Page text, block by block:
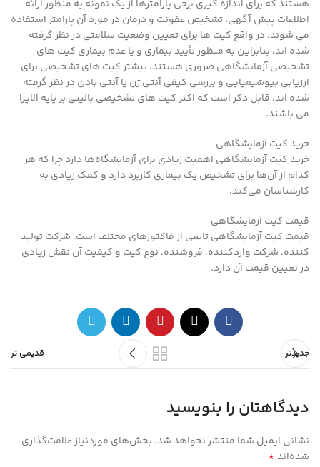
هستند که برای اندازه گیری برخی پارامترها از یک نمونه به منظور ارائه
اطلاعات پیش آگهی، تشخیص عفونت و درمان در مورد آن پارامتر استفاده
می شوند. در واقع کیت ها برای تعیین وضعیت سلامتی در نظر گرفته
شده اند، بنابراین به منظور تأیید بیماری و یا عدم بیماری کیت های
تشخیصی آزمایشگاهی ضروری هستند. بیشتر کیت های تشخیصی برای
ارزیابی بیوشیمیایی و بررسی کیفی آنتی ژن یا آنتی بادی در نظر گرفته
شده اند. قابل ذکر است که اکثر کیت های تشخیصی بالینی بر پایه الایزا
می باشند.
خرید کیت آزمایشگاهی
خرید کیت آزمایشگاهی اهمیت زیادی برای آزمایشگاه‌ها دارد چرا که هر
کدام از آن‌ها برای تشخیص یک بیماری کاربرد دارد و کمک زیادی به
کارشناسان می‌کند.
قیمت کیت آزمایشگاهی
قیمت کیت آزمایشگاهی تابعی از فاکتورهای مختلف است. شرکت تولید
کننده، شرکت واردکننده، فروشنده، نوع کیت و کیفیت آن نقش زیادی
در تعیین قیمت آن‌ دارد.
جدیدتر قدیمی تر
دیدگاهتان را بنویسید
نشانی ایمیل شما منتشر نخواهد شد. بخش‌های موردنیاز علامت‌گذاری
شده‌اند*